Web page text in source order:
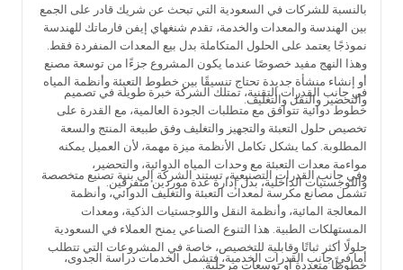
بالنسبة للشركات في السعودية التي تبحث عن شريك قادر على الجمع
بين الهندسة والمعدات والخدمة، تقدم شنغهاي إيفن فارماتك للهندسة
نموذجًا يعتمد على الحلول المتكاملة بدل بيع المعدات المنفردة فقط.
وهذا النهج مفيد خصوصًا عندما يكون المشروع جزءًا من توسعة مصنع
أو إنشاء منشأة جديدة تحتاج تنسيقًا بين خطوط التعبئة وأنظمة المياه
والتحضير والنقل والتغليف.
في جانب القدرات التقنية، تمتلك الشركة خبرة طويلة في تصميم
خطوط دوائية تتوافق مع متطلبات الجودة العالمية، مع القدرة على
تخصيص حلول التعبئة والتجهيز والتغليف وفق طبيعة المنتج والسعة
المطلوبة. كما يشكل تكامل الأنظمة ميزة مهمة، لأن العميل يمكنه
مواءمة معدات التعبئة مع وحدات المياه الدوائية، والتحضير،
واللوجستيات الداخلية، بدل إدارة عدة موردين متفرقين.
وفي جانب القدرات التصنيعية، تستند الشركة إلى بنية تصنيع متخصصة
تشمل مصانع مكرسة لمعدات التعبئة والتغليف الدوائي، وأنظمة
المعالجة المائية، وأنظمة النقل واللوجستيات الذكية، ومعدات
المستهلكات الطبية. هذا التنوع الصناعي يمنح العملاء في السعودية
حلولًا أكثر ثباتًا وقابلية للتخصيص، خاصة في المشروعات التي تتطلب
خطوطًا متعددة أو توسعات مرحلية.
أما في جانب القدرات الخدمية، فتشمل الخدمات دراسة الجدوى،